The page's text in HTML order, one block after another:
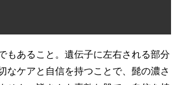
もあること。遺伝子に左右される部分
なケアと自信を持つことで、髭の濃さ